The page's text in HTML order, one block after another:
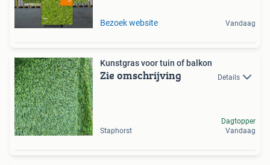
Bezoek website Vandaag
Kunstgras voor tuin of balkon
Zie omschrijving Details
Staphorst
Dagtopper
Vandaag